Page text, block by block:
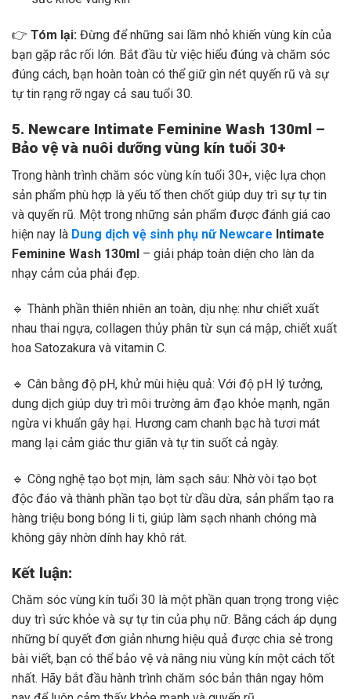
👉 Tóm lại: Đừng để những sai lầm nhỏ khiến vùng kín của
bạn gặp rắc rối lớn. Bắt đầu từ việc hiểu đúng và chăm sóc
đúng cách, bạn hoàn toàn có thể giữ gìn nét quyến rũ và sự
tự tin rạng rỡ ngay cả sau tuổi 30.
5. Newcare Intimate Feminine Wash 130ml –
Bảo vệ và nuôi dưỡng vùng kín tuổi 30+
Trong hành trình chăm sóc vùng kín tuổi 30+, việc lựa chọn
sản phẩm phù hợp là yếu tố then chốt giúp duy trì sự tự tin
và quyến rũ. Một trong những sản phẩm được đánh giá cao
hiện nay là Dung dịch vệ sinh phụ nữ Newcare Intimate
Feminine Wash 130ml – giải pháp toàn diện cho làn da
nhạy cảm của phái đẹp.
🔹 Thành phần thiên nhiên an toàn, dịu nhẹ: như chiết xuất
nhau thai ngựa, collagen thủy phân từ sụn cá mập, chiết xuất
hoa Satozakura và vitamin C.
🔹 Cân bằng độ pH, khử mùi hiệu quả: Với độ pH lý tưởng,
dung dịch giúp duy trì môi trường âm đạo khỏe mạnh, ngăn
ngừa vi khuẩn gây hại. Hương cam chanh bạc hà tươi mát
mang lại cảm giác thư giãn và tự tin suốt cả ngày.
🔹 Công nghệ tạo bọt mịn, làm sạch sâu: Nhờ vòi tạo bọt
độc đáo và thành phần tạo bọt từ dầu dừa, sản phẩm tạo ra
hàng triệu bong bóng li ti, giúp làm sạch nhanh chóng mà
không gây nhờn dính hay khô rát.
Kết luận:
Chăm sóc vùng kín tuổi 30 là một phần quan trọng trong việc
duy trì sức khỏe và sự tự tin của phụ nữ. Bằng cách áp dụng
những bí quyết đơn giản nhưng hiệu quả được chia sẻ trong
bài viết, bạn có thể bảo vệ và nâng niu vùng kín một cách tốt
nhất. Hãy bắt đầu hành trình chăm sóc bản thân ngay hôm